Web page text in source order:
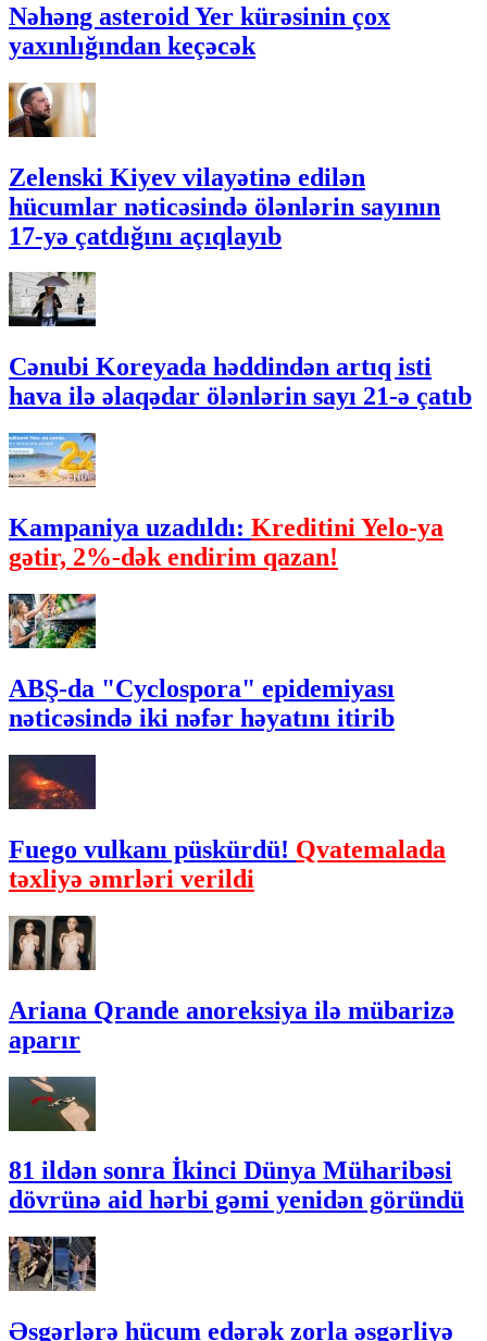
Nəhəng asteroid Yer kürəsinin çox
yaxınlığından keçəcək
Zelenski Kiyev vilayətinə edilən
hücumlar nəticəsində ölənlərin sayının
17-yə çatdığını açıqlayıb
Cənubi Koreyada həddindən artıq isti
hava ilə əlaqədar ölənlərin sayı 21-ə çatıb
Kampaniya uzadıldı: Kreditini Yelo-ya
gətir, 2%-dək endirim qazan!
ABŞ-da "Cyclospora" epidemiyası
nəticəsində iki nəfər həyatını itirib
Fuego vulkanı püskürdü! Qvatemalada
təxliyə əmrləri verildi
Ariana Qrande anoreksiya ilə mübarizə
aparır
81 ildən sonra İkinci Dünya Müharibəsi
dövrünə aid hərbi gəmi yenidən göründü
Əsgərlərə hücum edərək zorla əsgərliyə